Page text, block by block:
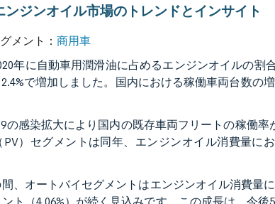
ンジンオイル市場のトレンドとインサイト
メント：商用車
年に自動車用潤滑油に占めるエンジンオイルの割
で増加しました。国内における稼働車両台数
の感染拡大により国内の既存車両フリートの稼働
PV）セグメントは同年、エンジンオイル消費量に
間、オートバイセグメントはエンジンオイル消費量